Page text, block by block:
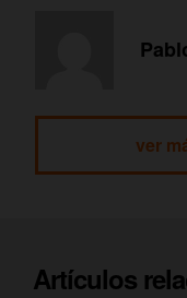
ver
Artículos